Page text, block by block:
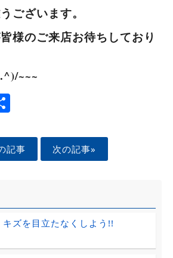
ございます。
様のご来店お待ちしており
~~~
Share
記事 次の記事»
キズを目立たなくしよう!!